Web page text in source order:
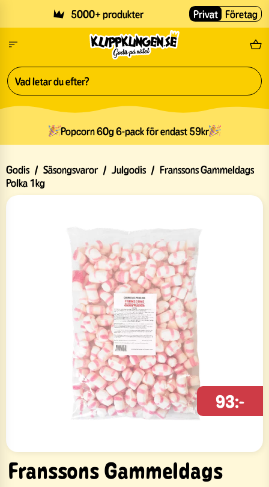
5000+ produkter Fri
Privat Företag
Popcorn 60g 6-pack för endast 59kr
Godis / Säsongsvaror / Julgodis / Franssons Gammeldags
Polka 1kg
Franssons Gammeldags
93:-